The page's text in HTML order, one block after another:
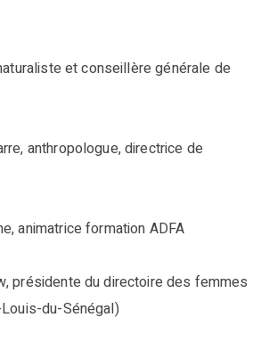
et conseillère générale de
anthropologue, directrice de
animatrice formation ADFA
présidente du directoire des femmes
du-Sénégal)